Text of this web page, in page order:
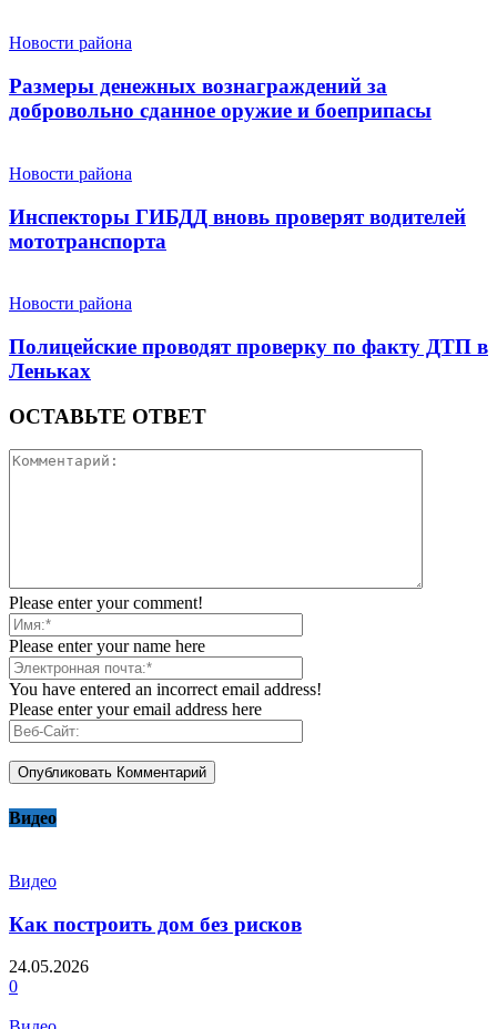
Новости района
Размеры денежных вознаграждений за
добровольно сданное оружие и боеприпасы
Новости района
Инспекторы ГИБДД вновь проверят водителей
мототранспорта
Новости района
Полицейские проводят проверку по факту ДТП в
Леньках
ОСТАВЬТЕ ОТВЕТ
Please enter your comment!
Please enter your name here
You have entered an incorrect email address!
Please enter your email address here
Видео
Видео
Как построить дом без рисков
24.05.2026
0